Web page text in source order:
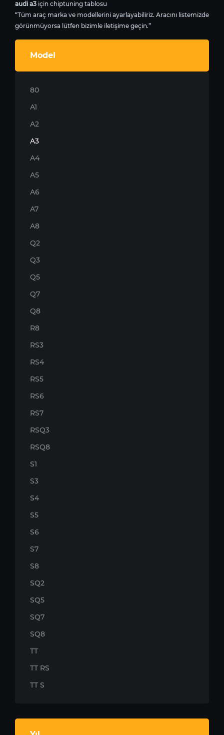
audi a3 için chiptuning tablosu
“Tüm araç marka ve modellerini ayarlayabiliriz. Aracını listemizde
görünmüyorsa lütfen bizimle iletişime geçin.”
Model
80
A1
A2
A3
A4
A5
A6
A7
A8
Q2
Q3
Q5
Q7
Q8
R8
RS3
RS4
RS5
RS6
RS7
RSQ3
RSQ8
S1
S3
S4
S5
S6
S7
S8
SQ2
SQ5
SQ7
SQ8
TT
TT RS
TT S